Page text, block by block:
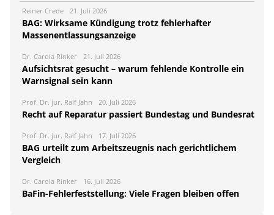
Reiner Crede 21. Juli 2026
BAG: Wirksame Kündigung trotz fehlerhafter
Massenentlassungsanzeige
Dr. Carola Rinker 21. Juli 2026
Aufsichtsrat gesucht – warum fehlende Kontrolle ein
Warnsignal sein kann
Prof. Dr. jur. Ralf Jahn 20. Juli 2026
Recht auf Reparatur passiert Bundestag und Bundesrat
Prof. Dr. jur. Ralf Jahn 17. Juli 2026
BAG urteilt zum Arbeitszeugnis nach gerichtlichem
Vergleich
Dr. Carola Rinker 16. Juli 2026
BaFin-Fehlerfeststellung: Viele Fragen bleiben offen